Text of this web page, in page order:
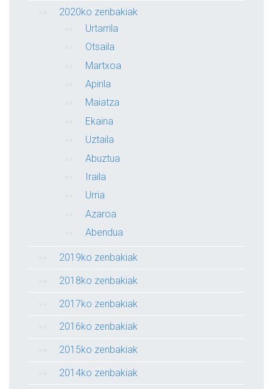
2020ko zenbakiak
Urtarrila
Otsaila
Martxoa
Apirila
Maiatza
Ekaina
Uztaila
Abuztua
Iraila
Urria
Azaroa
Abendua
2019ko zenbakiak
2018ko zenbakiak
2017ko zenbakiak
2016ko zenbakiak
2015ko zenbakiak
2014ko zenbakiak